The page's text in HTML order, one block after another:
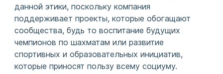
данной этики, поскольку компания
поддерживает проекты, которые обогащают
сообщества, будь то воспитание будущих
чемпионов по шахматам или развитие
спортивных и образовательных инициатив,
которые приносят пользу всему социуму.